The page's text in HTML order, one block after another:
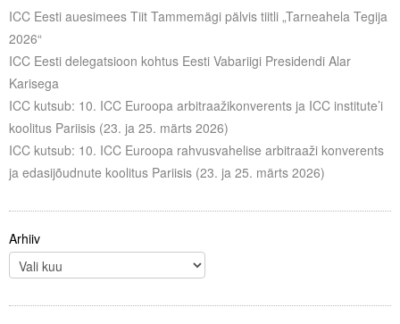
ICC Eesti auesimees Tiit Tammemägi pälvis tiitli „Tarneahela Tegija
2026“
ICC Eesti delegatsioon kohtus Eesti Vabariigi Presidendi Alar
Karisega
ICC kutsub: 10. ICC Euroopa arbitraažikonverents ja ICC institute’i
koolitus Pariisis (23. ja 25. märts 2026)
ICC kutsub: 10. ICC Euroopa rahvusvahelise arbitraaži konverents
ja edasijõudnute koolitus Pariisis (23. ja 25. märts 2026)
Arhiiv